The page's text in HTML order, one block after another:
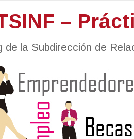
–
de la Subdirección de